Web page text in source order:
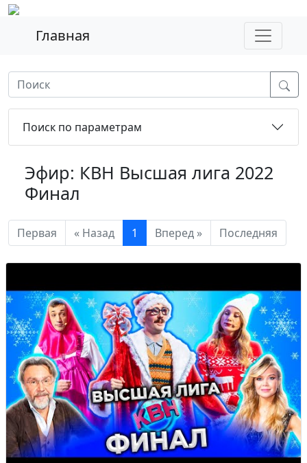
Главная
Поиск по параметрам
Эфир: КВН Высшая лига 2022
Финал
Первая « Назад 1 Вперед » Последняя